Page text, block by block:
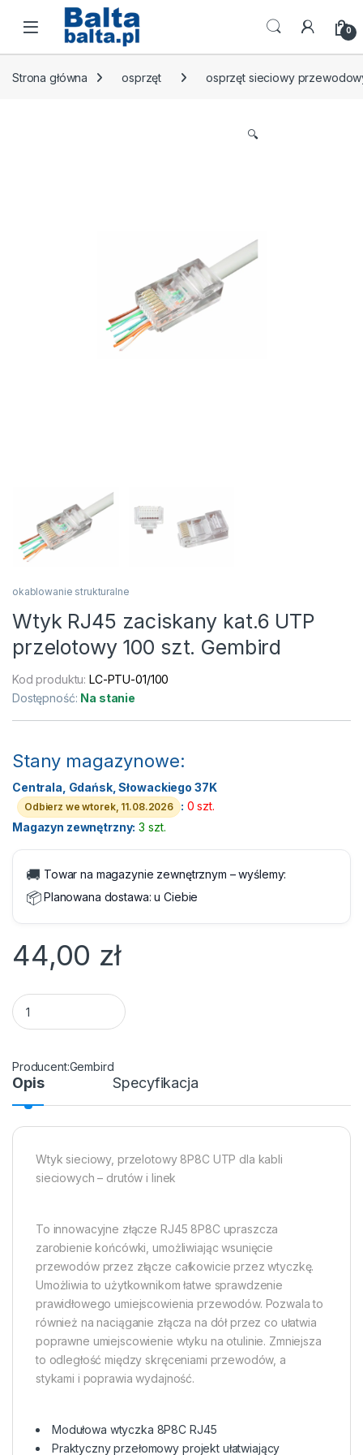
Skip to navigation
Skip to content
Open 0
Strona główna osprzęt osprzęt sieciowy
🔍
okablowanie strukturalne
Wtyk RJ45 zaciskany kat.6 UTP
przelotowy 100 szt. Gembird
Kod produktu:LC-PTU-01/100
Dostępność: Na stanie
Stany magazynowe:
Centrala, Gdańsk, Słowackiego 37K
Odbierz we wtorek, 11.08.2026 : 0 szt.
Magazyn zewnętrzny: 3 szt.
🚚 Towar na magazynie zewnętrznym – wyślemy:
📦Planowana dostawa:u Ciebie
44,00 zł
Wtyk RJ45 zaciskany kat.6 UTP przelotowy 100 szt. Gembird
Gembird
Opis Specyfikacja
Wtyk sieciowy, przelotowy 8P8C UTP dla kabli
sieciowych – drutów i linek
To innowacyjne złącze RJ45 8P8C upraszcza
zarobienie końcówki, umożliwiając wsunięcie
przewodów przez złącze całkowicie przez wtyczkę.
Umożliwia to użytkownikom łatwe sprawdzenie
prawidłowego umiejscowienia przewodów. Pozwala to
również na naciąganie złącza na dół przez co ułatwia
poprawne umiejscowienie wtyku na otulinie. Zmniejsza
to odległość między skręceniami przewodów, a
stykami i poprawia wydajność.
Modułowa wtyczka 8P8C RJ45
Praktyczny przełomowy projekt ułatwiający